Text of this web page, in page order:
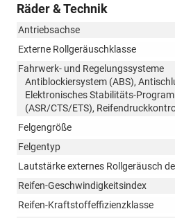
Räder & Technik
Antriebsachse
Externe Rollgeräuschklasse
Fahrwerk- und Regelungssysteme
Antiblockiersystem (ABS),
Elektronisches Stabilitäts-
(ASR/CTS/ETS),
Felgengröße
Felgentyp
Lautstärke externes Rollgeräusch
Reifen-Geschwindigkeitsindex
Reifen-Kraftstoffeffizienzklasse